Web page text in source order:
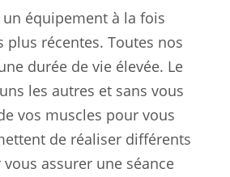
équipement à la fois
récentes. Toutes nos
durée de vie élevée. Le
les autres et sans vous
vos muscles pour vous
de réaliser différents
assurer une séance